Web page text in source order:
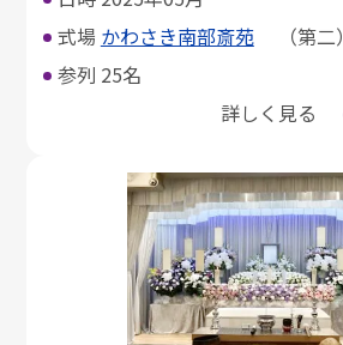
式場 かわさき南部斎苑（第二）
参列 25名
詳しく見る